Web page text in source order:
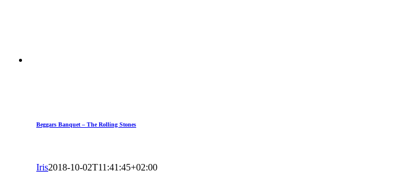
Beggars Banquet – The Rolling Stones
Iris2018-10-02T11:41:45+02:00